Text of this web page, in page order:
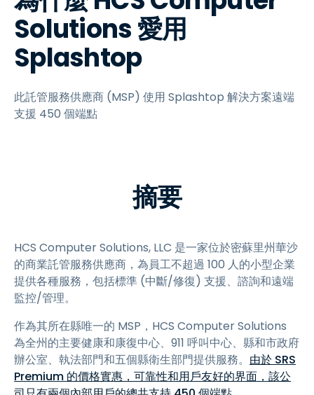
Solutions 愛用
Splashtop
此託管服務供應商 (MSP) 使用 Splashtop 解決方案遠端
支援 450 個端點
摘要
HCS Computer Solutions, LLC 是一家位於密蘇里州華沙
的商業託管服務供應商，為員工不超過 100 人的小型企業
提供各種服務，包括標準 (中斷/修復) 支援、諮詢和遠端
監控/管理。
作為其所在縣唯一的 MSP，HCS Computer Solutions
為全州的主要健康和康復中心、911 呼叫中心、縣和市政府
辦公室、執法部門和五個縣衛生部門提供服務。 由於 SRS
Premium 的價格實惠，可靠性和用戶友好的界面，該公